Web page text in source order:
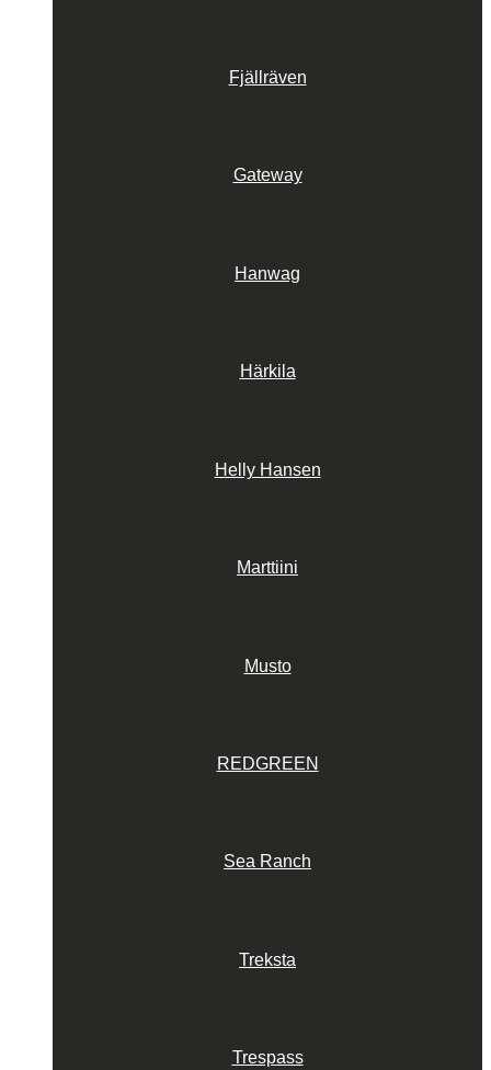
Fjällräven
Gateway
Hanwag
Härkila
Helly Hansen
Marttiini
Musto
REDGREEN
Sea Ranch
Treksta
Trespass